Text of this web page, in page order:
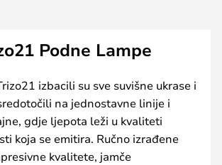
Podne Lampe
izbacili su sve suvišne ukrase i
na jednostavne linije i
gdje ljepota leži u kvaliteti
koja se emitira. Ručno izrađene
kvalitete, jamče